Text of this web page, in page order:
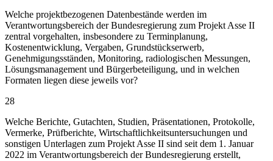
Welche projektbezogenen Datenbestände werden im
Verantwortungsbereich der Bundesregierung zum Projekt Asse II
zentral vorgehalten, insbesondere zu Terminplanung,
Kostenentwicklung, Vergaben, Grundstückserwerb,
Genehmigungsständen, Monitoring, radiologischen Messungen,
Lösungsmanagement und Bürgerbeteiligung, und in welchen
Formaten liegen diese jeweils vor?
28
Welche Berichte, Gutachten, Studien, Präsentationen, Protokolle,
Vermerke, Prüfberichte, Wirtschaftlichkeitsuntersuchungen und
sonstigen Unterlagen zum Projekt Asse II sind seit dem 1. Januar
2022 im Verantwortungsbereich der Bundesregierung erstellt,